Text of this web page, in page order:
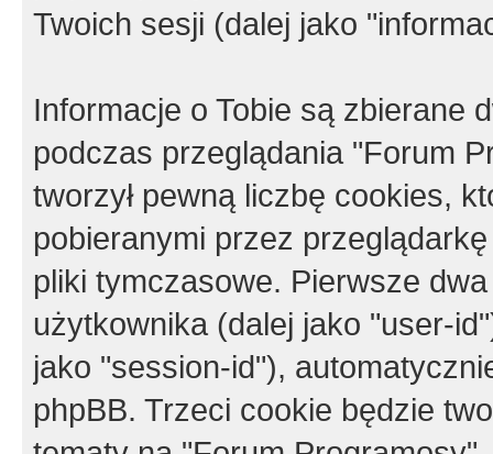
Twoich sesji (dalej jako
Informacje o Tobie są zbierane
podczas przeglądania "Forum
tworzył pewną liczbę cookies,
pobieranymi przez
pliki tymczasowe. Pierwsze
użytkownika (dalej jako "user-
jako "session-id"),
phpBB. Trzeci cookie będzie